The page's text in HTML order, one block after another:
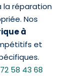
la réparation
Nos
à
et
58 43 68